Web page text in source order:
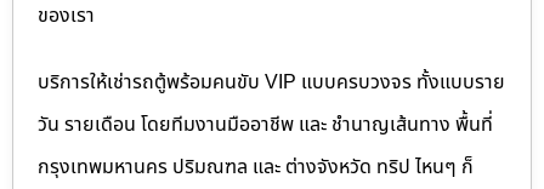
ของเรา
บริการให้เช่ารถตู้พร้อมคนขับ VIP แบบครบวงจร ทั้งแบบราย
วัน รายเดือน โดยทีมงานมืออาชีพ และ ชำนาญเส้นทาง พื้นที่
กรุงเทพมหานคร ปริมณฑล และ ต่างจังหวัด ทริป ไหนๆ ก็